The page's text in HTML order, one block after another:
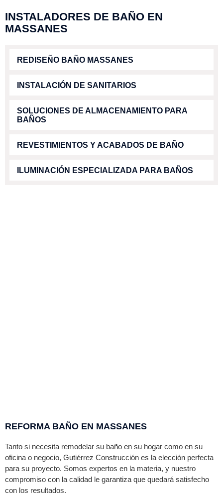
INSTALADORES DE BAÑO EN
MASSANES
REDISEÑO BAÑO MASSANES
INSTALACIÓN DE SANITARIOS
SOLUCIONES DE ALMACENAMIENTO PARA
BAÑOS
REVESTIMIENTOS Y ACABADOS DE BAÑO
ILUMINACIÓN ESPECIALIZADA PARA BAÑOS
REFORMA BAÑO EN MASSANES
Tanto si necesita remodelar su baño en su hogar como en su
oficina o negocio, Gutiérrez Construcción es la elección perfecta
para su proyecto. Somos expertos en la materia, y nuestro
compromiso con la calidad le garantiza que quedará satisfecho
con los resultados.